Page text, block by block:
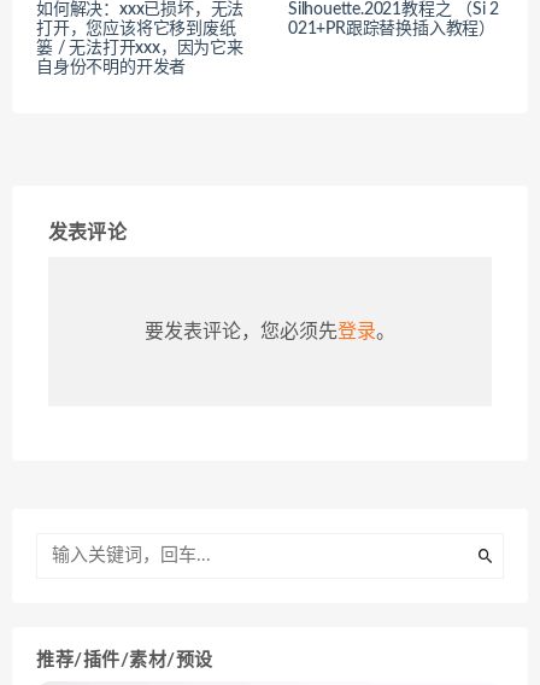
如何解决：xxx已损坏，无法
打开，您应该将它移到废纸
篓 / 无法打开xxx，因为它来
自身份不明的开发者
Silhouette.2021教程之 （Si 2
021+PR跟踪替换插入教程）
发表评论
要发表评论，您必须先登录。
推荐/插件/素材/预设